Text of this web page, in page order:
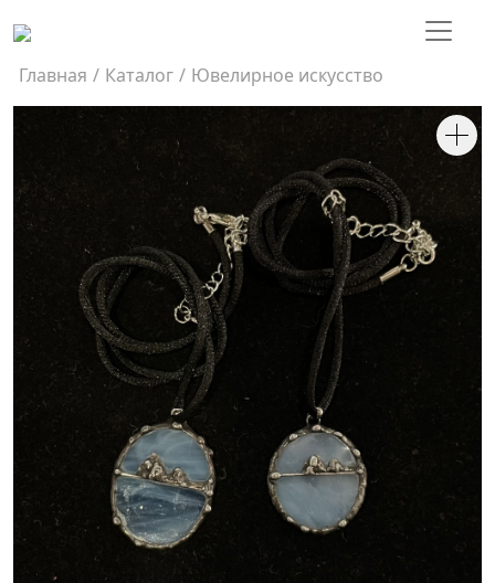
Главная / Каталог / Ювелирное искусство